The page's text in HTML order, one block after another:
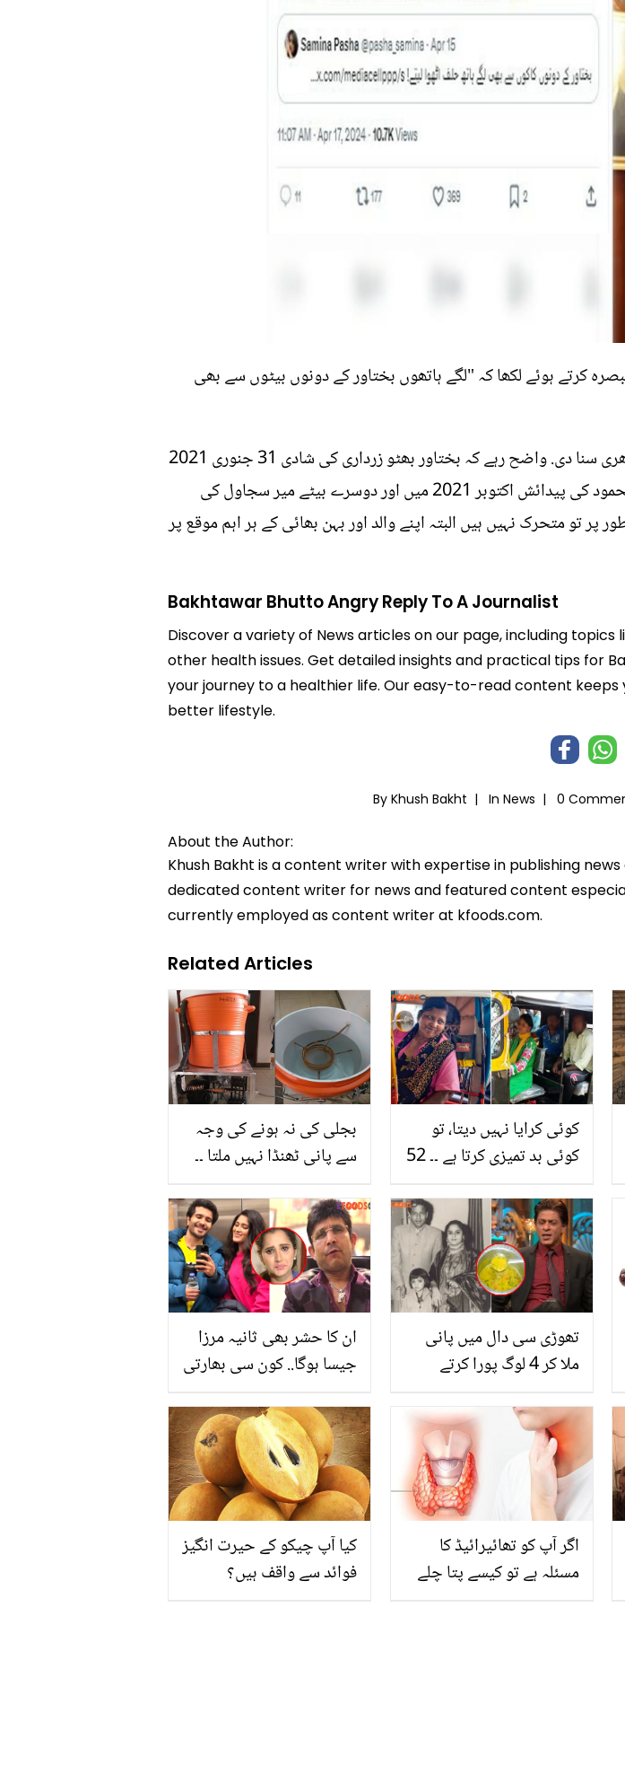
کرتے ہوئے لکھا کہ "لگے ہاتھوں بختاور کے دونوں بیٹوں سے بھی
خاتون کا یہ طنزیہ جملہ سن کر بختاور بھٹو نے بھی انھیں کھری کھری سنا دی. واضح رہے کہ بختاور بھٹو زرداری کی شادی 31 جنوری 2021
کو محمود چوہدری کے ساتھ ہوئی تھی جبکہ پہلے بیٹے میر حاکم محمود کی پیدائش اکتوبر 2021 میں اور دوسرے بیٹے میر سجاول کی
سیاسی طور پر تو متحرک نہیں ہیں البتہ اپنے والد اور بہن بھائی کے ہر اہم موقع پر
Bakhtawar Bhutto Angry Reply To A Journalist
Discover a variety of News articles on our page, including
other health issues. Get detailed insights and practical tips for
your journey to a healthier life. Our easy-to-read content
better lifestyle.
By Khush Bakht | In News | 0
About the Author:
Khush Bakht is a content writer with expertise in publishing
dedicated content writer for news and featured content
currently employed as content writer at kfoods.com.
Related Articles
بجلی کی نہ ہونے کی وجہ
سے پانی ٹھنڈا نہیں ملتا ۔۔
میں پانی کو پورا دن ٹھنڈا
رکھے اور اے سی جیسی
ٹھنڈک بھی دے جس سے آپ
بجلی کے مہنگے بل سے بھی
بچ جائیں؟
کوئی کرایا نہیں دیتا، تو
کوئی بد تمیزی کرتا ہے ۔۔ 52
روزانہ کیا کچھ سہنا پڑتا
ہے، جان کر آپ بھی حوصلے
کی داد دیں گے
ان کا حشر بھی ثانیہ مرزا
جیسا ہوگا.. کون سی بھارتی
محبت کرنے لگیں؟ کمال آر
خان کا دعویٰ
تھوڑی سی دال میں پانی
ملا کر 4 لوگ پورا کرتے
کی غربت بتاتے ہوئے
جذباتی ہوگئے، ویڈیو
کیا آپ چیکو کے حیرت انگیز
فوائد سے واقف ہیں؟
اگر آپ کو تھائیرائیڈ کا
مسئلہ ہے تو کیسے پتا چلے